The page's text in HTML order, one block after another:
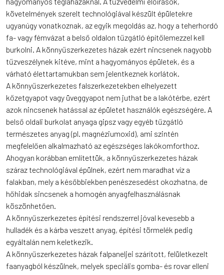
követelmények szerelt technológiával készült épületekre
ugyanúgy vonatkoznak, az egyik megoldás az, hogy a teherhordó
fa- vagy fémvázat a belső oldalon tűzgátló építőlemezzel kell
burkolni. A könnyűszerkezetes házak ezért nincsenek nagyobb
tűzveszélynek kitéve, mint a hagyományos épületek, és a
várható élettartamukban sem jelentkeznek korlátok.
A könnyűszerkezetes falszerkezetekben elhelyezett
kőzetgyapot vagy üveggyapot nem juthat be a lakótérbe, ezért
azok nincsenek hatással az épületet használók egészségére. A
belső oldali burkolat anyaga gipsz vagy egyéb tűzgátló
természetes anyag (pl. magnéziumoxid), ami szintén
megfelelően alkalmazható az egészséges lakókomforthoz.
Ahogyan korábban említettük, a könnyűszerkezetes házak
száraz technológiával épülnek, ezért nem maradhat víz a
falakban, mely a későbbiekben penészesedést okozhatna, de
hőhidak sincsenek a homogén anyagfelhasználásnak
köszönhetően.
A könnyűszerkezetes építési rendszerrel jóval kevesebb a
hulladék és a kárba veszett anyag, építési törmelék pedig
egyáltalán nem keletkezik.
A könnyűszerkezetes házak falpaneljei szárított, felületkezelt
faanyagból készülnek, melyek speciális gomba- és rovar elleni